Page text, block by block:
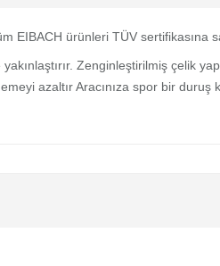
EIBACH ürünleri TÜV sertifikasına
Zenginleştirilmiş çelik
azaltır Aracınıza spor bir